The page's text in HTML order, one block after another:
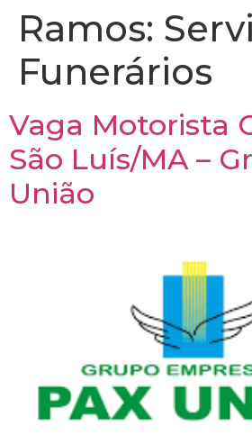
Ramos:
Funerários
Vaga Motorista
São Luís/MA –
União